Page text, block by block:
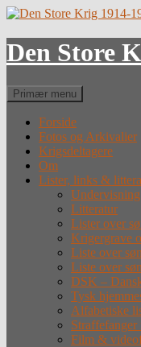
Hop
indhold
Den Store
Søg
Primær menu
Forside
Fotos og Arkivalier
Krigsdeltagere
Om
Lister, links &
Undervisning
Litteratur
Lister over
Krigergrave
Liste over
Liste over
DSK –
Tysk
Alfabetiske
Film &